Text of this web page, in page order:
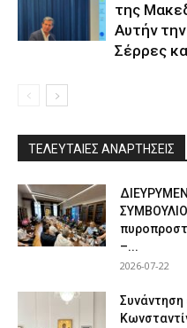
της
Αυτήν
Σέρρες
ΤΕΛΕΥΤΑΙΕΣ ΑΝΑΡΤΗΣΕΙΣ
–...
2026-07-22